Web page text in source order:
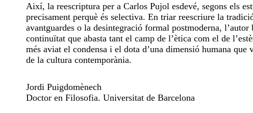
Així, la reescriptura per a Carlos Pujol esdevé, segons els
precisament perquè és selectiva. En triar reescriure la
avantguardes o la desintegració formal postmoderna,
continuïtat que abasta tant el camp de l’ètica com el de
més aviat el condensa i el dota d’una dimensió humana
de la cultura contemporània.
Jordi Puigdomènech
Doctor en Filosofia. Universitat de Barcelona